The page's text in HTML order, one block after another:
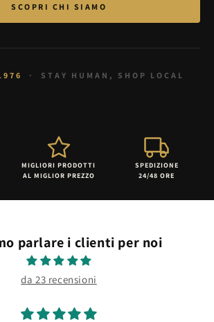
SCOPRI CHI SIAMO
· STAY HUMAN, SHOP LOCAL
MIGLIORI PRODOTTI
AL MIGLIOR PREZZO
SPEDIZIONE
24/48 ORE
parlare i clienti per noi
da 23 recensioni